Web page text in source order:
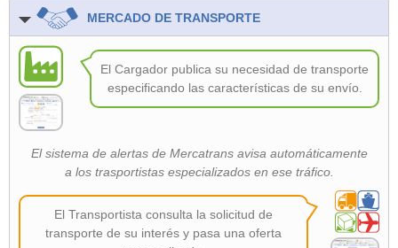
MERCADO DE TRANSPORTE
El Cargador publica su necesidad de transporte
especificando las características de su envío.
El sistema de alertas de Mercatrans avisa automáticamente
a los trasportistas especializados en ese tráfico.
El Transportista consulta la solicitud de
transporte de su interés y pasa una oferta